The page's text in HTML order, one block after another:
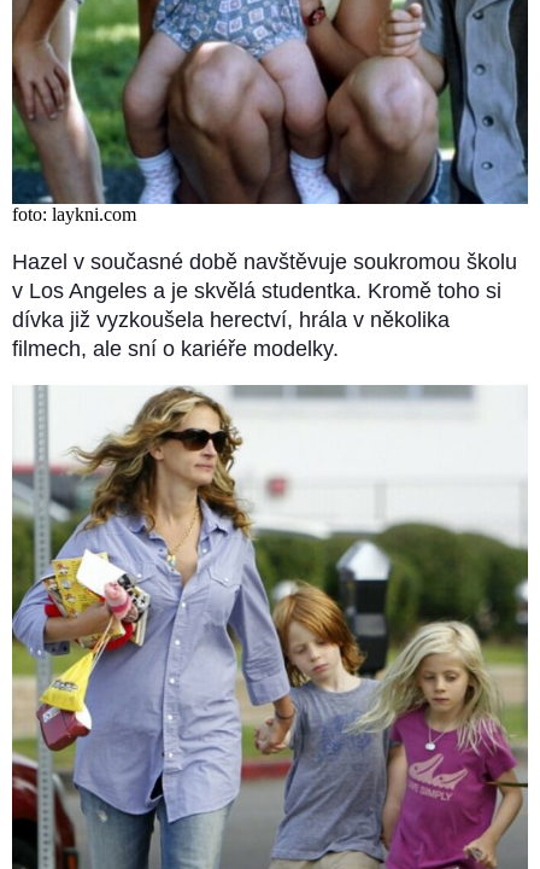
foto: laykni.com
Hazel v současné době navštěvuje soukromou školu
v Los Angeles a je skvělá studentka. Kromě toho si
dívka již vyzkoušela herectví, hrála v několika
filmech, ale sní o kariéře modelky.